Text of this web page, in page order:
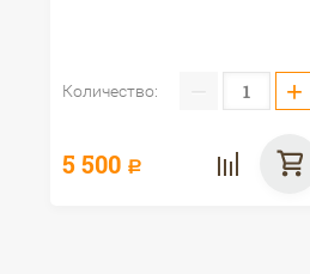
Количество: +
5 500 Р